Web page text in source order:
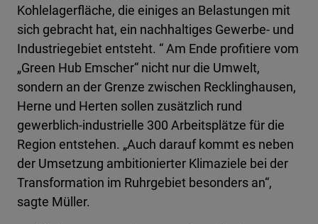
Kohlelagerfläche, die einiges an Belastungen mit
sich gebracht hat, ein nachhaltiges Gewerbe- und
Industriegebiet entsteht. “ Am Ende profitiere vom
„Green Hub Emscher“ nicht nur die Umwelt,
sondern an der Grenze zwischen Recklinghausen,
Herne und Herten sollen zusätzlich rund
gewerblich-industrielle 300 Arbeitsplätze für die
Region entstehen. „Auch darauf kommt es neben
der Umsetzung ambitionierter Klimaziele bei der
Transformation im Ruhrgebiet besonders an“,
sagte Müller.